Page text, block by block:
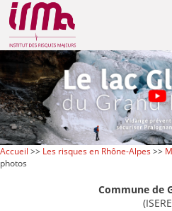
Accueil >> Les risques en Rhône-Alpes>>
photos
Commune de